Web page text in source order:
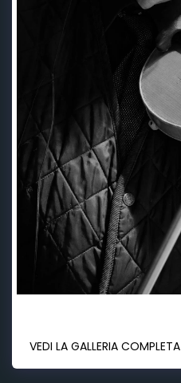
VEDI LA GALLERIA COMPLETA